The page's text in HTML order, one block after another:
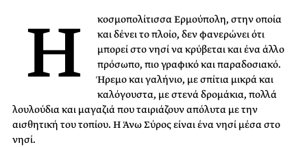
Η
κοσμοπολίτισσα Ερμούπολη, στην οποία
και δένει το πλοίο, δεν φανερώνει ότι
μπορεί στο νησί να κρύβεται και ένα άλλο
πρόσωπο, πιο γραφικό και παραδοσιακό.
Ήρεμο και γαλήνιο, με σπίτια μικρά και
καλόγουστα, με στενά δρομάκια, πολλά
λουλούδια και μαγαζιά που ταιριάζουν απόλυτα με την
αισθητική του τοπίου. Η Άνω Σύρος είναι ένα νησί μέσα στο
νησί.